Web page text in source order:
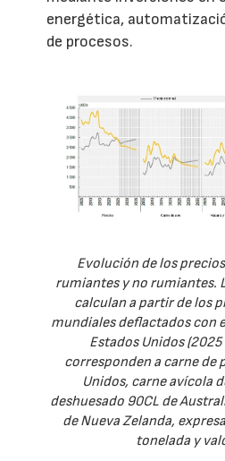
energética,
de procesos.
Evolución de los
rumiantes y no rumiantes.
calculan a partir de los
mundiales deflactados con
Estados Unidos (2025
corresponden a carne de
Unidos, carne avícola
deshuesado 90CL de
de Nueva Zelanda,
tonelada y